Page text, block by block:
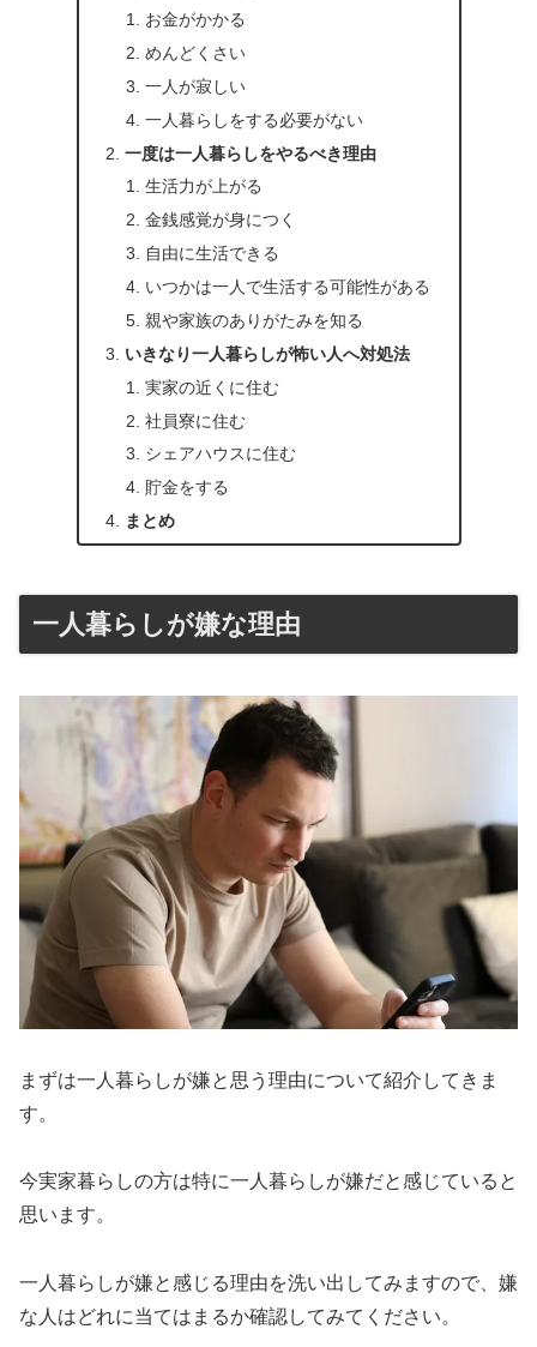
お金がかかる
めんどくさい
一人が寂しい
一人暮らしをする必要がない
一度は一人暮らしをやるべき理由
生活力が上がる
金銭感覚が身につく
自由に生活できる
いつかは一人で生活する可能性がある
親や家族のありがたみを知る
いきなり一人暮らしが怖い人へ対処法
実家の近くに住む
社員寮に住む
シェアハウスに住む
貯金をする
まとめ
一人暮らしが嫌な理由
まずは一人暮らしが嫌と思う理由について紹介してきま
す。
今実家暮らしの方は特に一人暮らしが嫌だと感じていると
思います。
一人暮らしが嫌と感じる理由を洗い出してみますので、嫌
な人はどれに当てはまるか確認してみてください。